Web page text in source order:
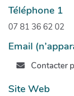
Téléphone 1
07 81 36 62 02
Email
Contacter
Site Web